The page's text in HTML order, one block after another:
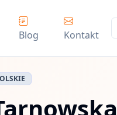
Blog Kontakt